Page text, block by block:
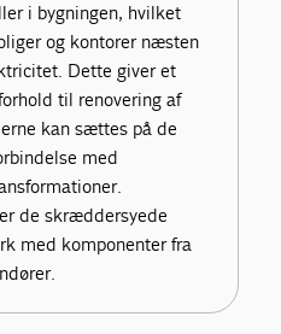
i bygningen, hvilket
og kontorer næsten
Dette giver et
til renovering af
kan sættes på de
med
de skræddersyede
med komponenter fra